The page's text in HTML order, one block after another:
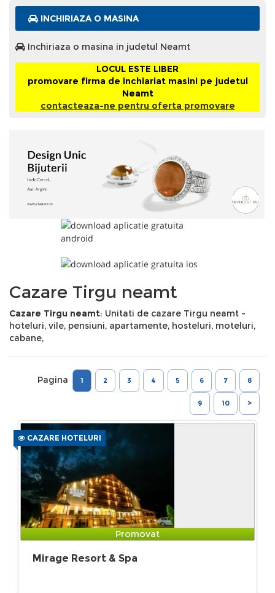
INCHIRIAZA O MASINA
Inchiriaza o masina in judetul Neamt
LOCUL ESTE LIBER
promovare firma de inchiariat masini pe judetul
Neamt
contacteaza-ne pentru oferta promovare
Cazare Tirgu neamt
Cazare Tirgu neamt: Unitati de cazare Tirgu neamt -
hoteluri, vile, pensiuni, apartamente, hosteluri, moteluri,
cabane,
Pagina 1 2 3 4 5 6 7 8
9 10 >
CAZARE HOTELURI
Promovat
Mirage Resort & Spa